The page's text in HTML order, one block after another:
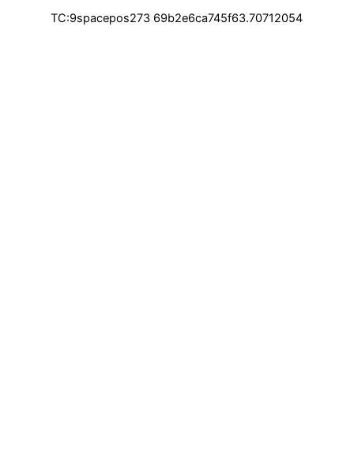
TC:9spacepos273 69b2e6ca745f63.70712054